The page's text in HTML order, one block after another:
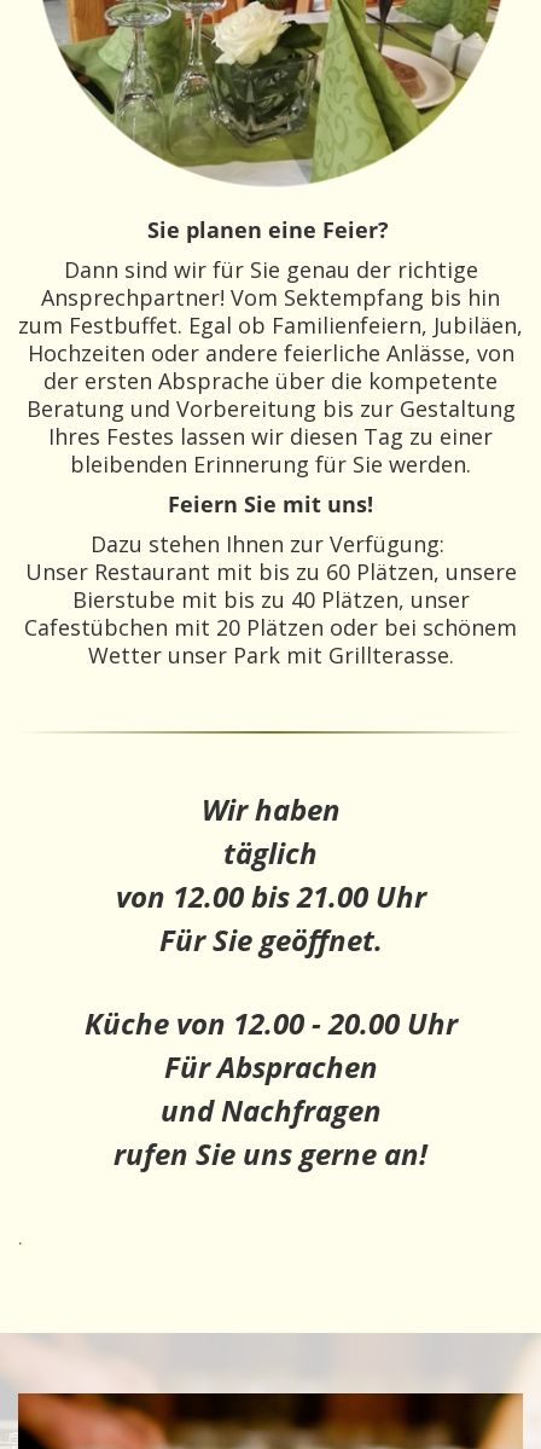
Sie planen eine Feier?
Dann sind wir für Sie genau der richtige
Ansprechpartner! Vom Sektempfang bis hin
zum Festbuffet. Egal ob Familienfeiern, Jubiläen,
Hochzeiten oder andere feierliche Anlässe, von
der ersten Absprache über die kompetente
Beratung und Vorbereitung bis zur Gestaltung
Ihres Festes lassen wir diesen Tag zu einer
bleibenden Erinnerung für Sie werden.
Feiern Sie mit uns!
Dazu stehen Ihnen zur Verfügung:
Unser Restaurant mit bis zu 60 Plätzen, unsere
Bierstube mit bis zu 40 Plätzen, unser
Cafestübchen mit 20 Plätzen oder bei schönem
Wetter unser Park mit Grillterasse.
Wir haben
täglich
von 12.00 bis 21.00 Uhr
Für Sie geöffnet.
Küche von 12.00 - 20.00 Uhr
Für Absprachen
und Nachfragen
rufen Sie uns gerne an!
.